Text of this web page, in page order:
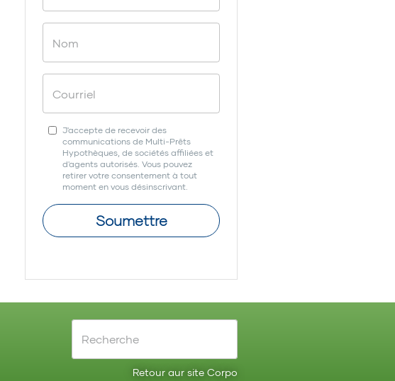
J'accepte de recevoir des
communications de Multi-Prêts
Hypothèques, de sociétés affiliées et
d'agents autorisés. Vous pouvez
retirer votre consentement à tout
moment en vous désinscrivant.
Soumettre
Retour aur site Corpo